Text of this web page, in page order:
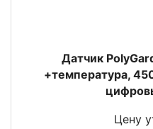
Датчик
+температура,
Цену